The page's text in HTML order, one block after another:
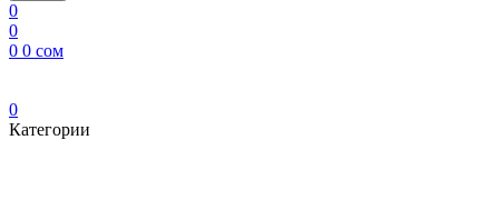
0
0
0 0 сом
0
Категории